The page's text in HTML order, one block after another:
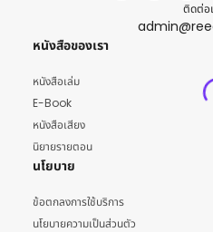
ติดต่อ
หนังสือของเรา
หนังสือเล่ม
E-Book
หนังสือเสียง
นิยายรายตอน
นโยบาย
ข้อตกลงการใช้บริการ
นโยบายความเป็นส่วนตัว